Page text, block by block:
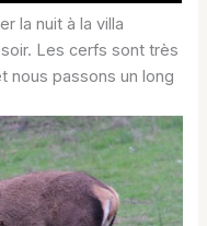
la nuit à la villa
Les cerfs sont très
nous passons un long